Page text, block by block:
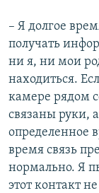
– Я долгое
получать
ни я, ни мои
находиться.
камере рядом
связаны руки,
определенное
время связь
нормально. Я
этот контакт